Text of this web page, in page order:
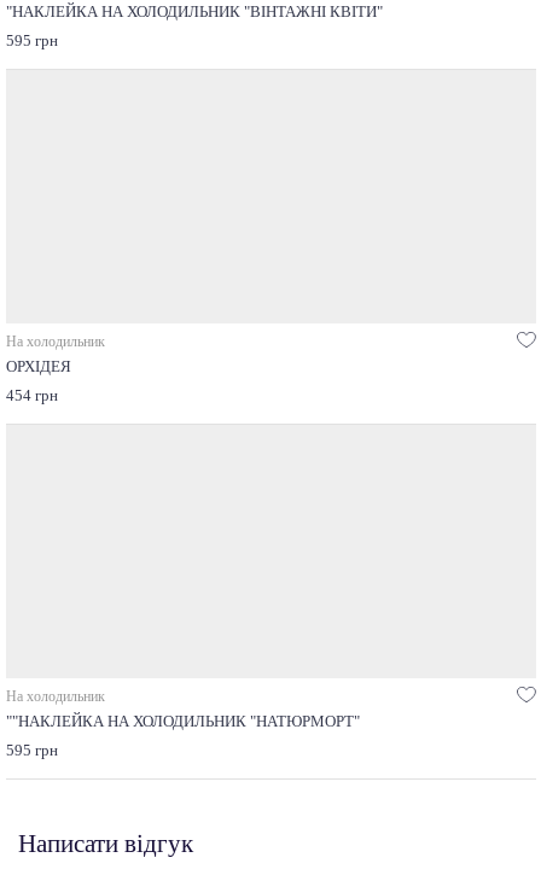
"НАКЛЕЙКА НА ХОЛОДИЛЬНИК "ВІНТАЖНІ КВІТИ"
595 грн
На холодильник
ОРХІДЕЯ
454 грн
На холодильник
""НАКЛЕЙКА НА ХОЛОДИЛЬНИК "НАТЮРМОРТ"
595 грн
Написати відгук